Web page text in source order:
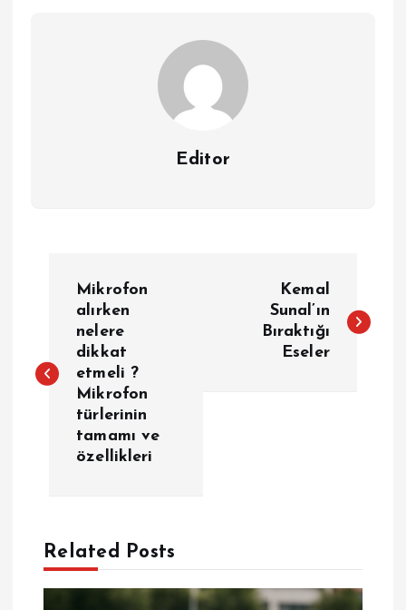
Editor
z
z
Mikrofon
alırken
nelere
dikkat
etmeli ?
Mikrofon
türlerinin
tamamı ve
özellikleri
Kemal
Sunal’ın
Bıraktığı
Eseler
Related Posts